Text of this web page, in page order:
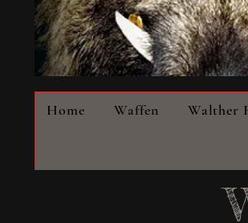
Home Waffen Walther